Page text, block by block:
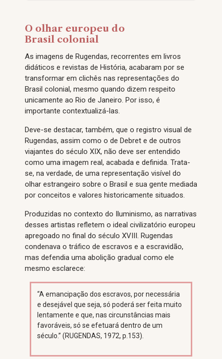
O olhar europeu do
Brasil colonial
As imagens de Rugendas, recorrentes em livros
didáticos e revistas de História, acabaram por se
transformar em clichês nas representações do
Brasil colonial, mesmo quando dizem respeito
unicamente ao Rio de Janeiro. Por isso, é
importante contextualizá-las.
Deve-se destacar, também, que o registro visual de
Rugendas, assim como o de Debret e de outros
viajantes do século XIX, não deve ser entendido
como uma imagem real, acabada e definida. Trata-
se, na verdade, de uma representação visível do
olhar estrangeiro sobre o Brasil e sua gente mediada
por conceitos e valores historicamente situados.
Produzidas no contexto do Iluminismo, as narrativas
desses artistas refletem o ideal civilizatório europeu
apregoado no final do século XVIII. Rugendas
condenava o tráfico de escravos e a escravidão,
mas defendia uma abolição gradual como ele
mesmo esclarece:
“A emancipação dos escravos, por necessária
e desejável que seja, só poderá ser feita muito
lentamente e que, nas circunstâncias mais
favoráveis, só se efetuará dentro de um
século.” (RUGENDAS, 1972, p.153).